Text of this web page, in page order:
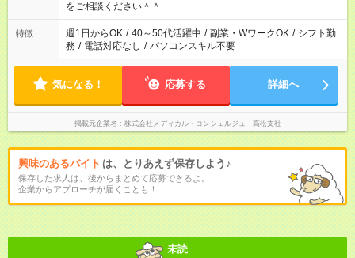
をご相談ください＾＾
特徴 週1日からOK / 40～50代活躍中 / 副業・WワークOK / シフト勤
務 / 電話対応なし / パソコンスキル不要
気になる！ 応募する 詳細へ
掲載元企業名 株式会社メディカル・コンシェルジュ 高松支社
興味のあるバイト は、とりあえず保存しよう♪
保存した求人は、後からまとめて応募できるよ。
企業からアプローチが届くことも！
未読